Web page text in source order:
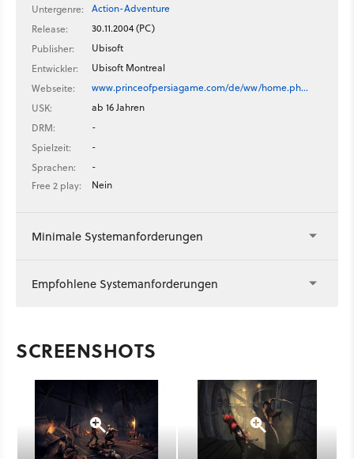
Untergenre:
Action-Adventure
Release:
30.11.2004 (PC)
Publisher:
Ubisoft
Entwickler:
Ubisoft Montreal
Webseite:
www.princeofpersiagame.com/de/ww/home.ph…
USK:
ab 16 Jahren
DRM:
-
Spielzeit:
-
Sprachen:
-
Free 2 play:
Nein
Minimale Systemanforderungen
Empfohlene Systemanforderungen
SCREENSHOTS